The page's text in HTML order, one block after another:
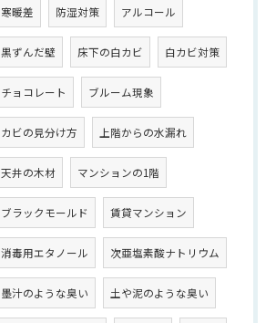
寒暖差 防湿対策 アルコール
黒ずんだ壁 床下の白カビ 白カビ対策
チョコレート ブルーム現象
カビの見分け方 上階からの水漏れ
天井の木材 マンションの1階
ブラックモールド 賃貸マンション
消毒用エタノール 次亜塩素酸ナトリウム
墨汁のような臭い 土や泥のような臭い